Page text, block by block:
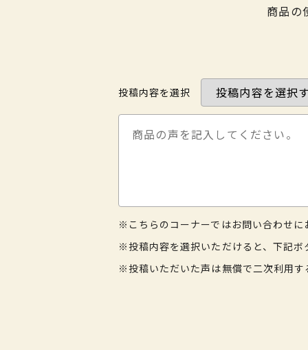
商品の
投稿内容を選択
※こちらのコーナーではお問い合わせに
※投稿内容を選択いただけると、下記ボ
※投稿いただいた声は無償で二次利用す